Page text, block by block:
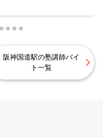
阪神国道駅の塾講師バイ
ト一覧